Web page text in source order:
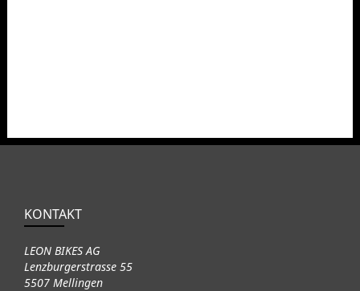
KONTAKT
LEON BIKES AG
Lenzburgerstrasse 55
5507 Mellingen